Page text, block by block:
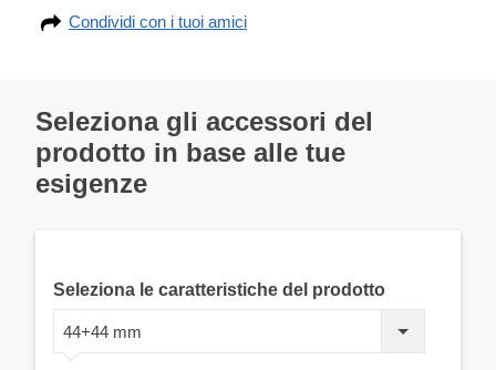
Condividi con i tuoi amici
Seleziona gli accessori del
prodotto in base alle tue
esigenze
Seleziona le caratteristiche del prodotto
44+44 mm